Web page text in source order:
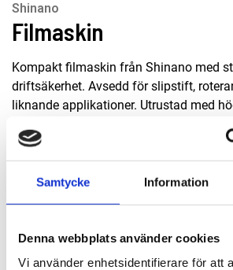
Samtycke Information
Denna webbplats använder cookies
Vi använder enhetsidentifierare för att
Shinano
Filmaskin
Kompakt filmaskin från Shinano med
driftsäkerhet. Avsedd för slipstift,
liknande applikationer. Utrustad med
spännhylsa, ljuddämparslang och
ökad komfort och bättre arbetsmiljö vid
putsning i trånga utrymmen.
Rekommenderat pris: 2 790.00 kr
2 790 kr